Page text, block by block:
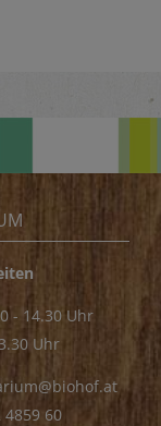
- 14.30 Uhr
Uhr
4859 60